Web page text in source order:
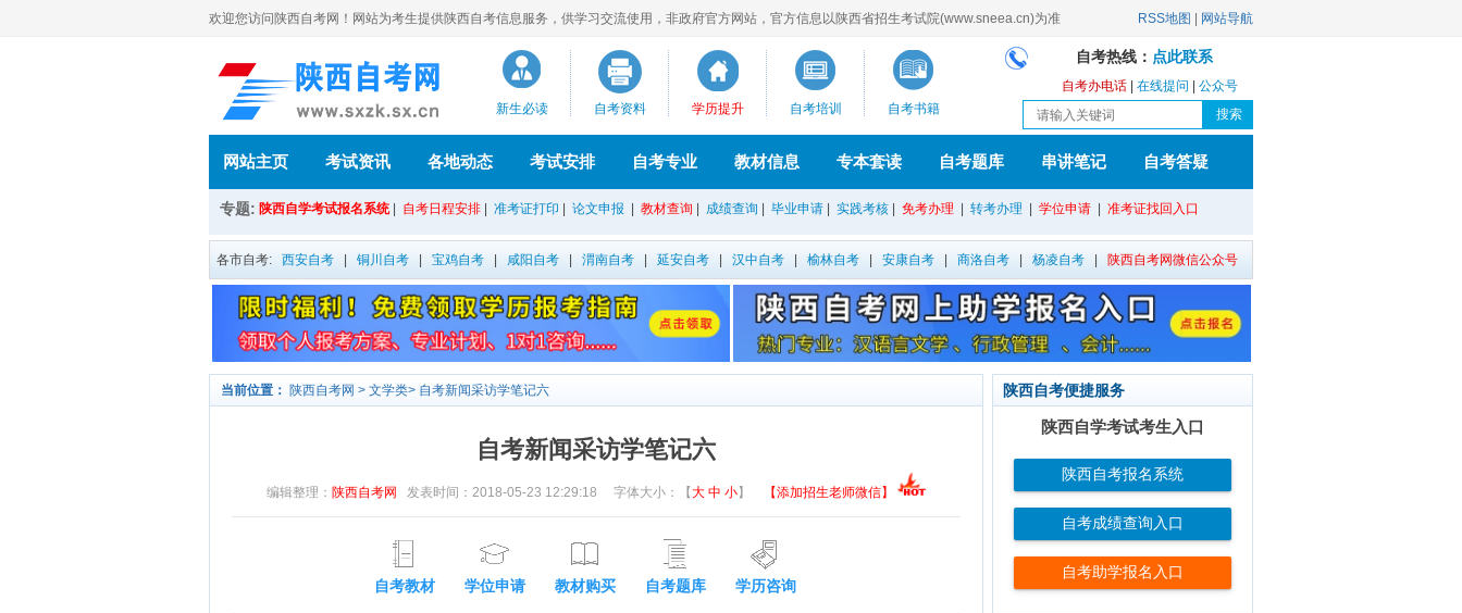
欢迎您访问陕西自考网！网站为考生提供陕西自考信息服务，供学习交流使用，非政府官方网站，官方信息以陕西省招生考试院(www.sneea.cn)为准 RSS地图 网站导航
新生必读 自考资料 学历提升 自考培训 自考书籍
自考热线： 点此联系
自考办电话 在线提问 公众号
网站主页 考试资讯 各地动态 考试安排 自考专业 教材信息 专本套读 自考题库 串讲笔记 自考答疑
专题: 陕西自学考试报名系统 自考日程安排 准考证打印 论文申报 教材查询 成绩查询 毕业申请 实践考核 免考办理 转考办理 学位申请 准考证找回入口
各市自考: 西安自考 铜川自考 宝鸡自考 咸阳自考 渭南自考 延安自考 汉中自考 榆林自考 安康自考 商洛自考 杨凌自考 陕西自考网微信公众号
当前位置： 陕西自考网 > 文学类> 自考新闻采访学笔记六
自考新闻采访学笔记六
编辑整理： 陕西自考网 发表时间：2018-05-23 12:29:18 字体大小：【大 中 小】 【添加招生老师微信】
自考教材 学位申请 教材购买 自考题库 学历咨询
陕西自考便捷服务
陕西自学考试考生入口
陕西自考报名系统
自考成绩查询入口
自考助学报名入口